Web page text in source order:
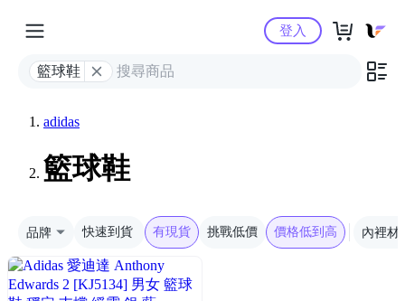
Yahoo購物中心
籃球鞋
登入
adidas
籃球鞋
品牌 快速到貨 有現貨 挑戰低價 價格低到高 內裡材